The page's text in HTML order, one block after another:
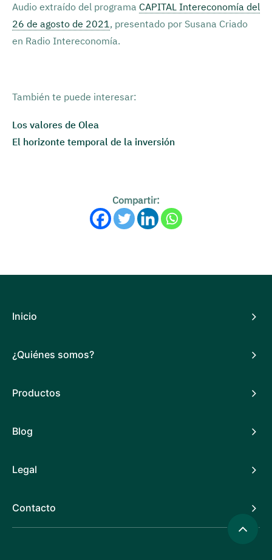
Audio extraído del programa CAPITAL Intereconomía del
26 de agosto de 2021, presentado por Susana Criado
en Radio Intereconomía.
También te puede interesar:
Los valores de Olea
El horizonte temporal de la inversión
Compartir:
Inicio
¿Quiénes somos?
Productos
Blog
Legal
Contacto